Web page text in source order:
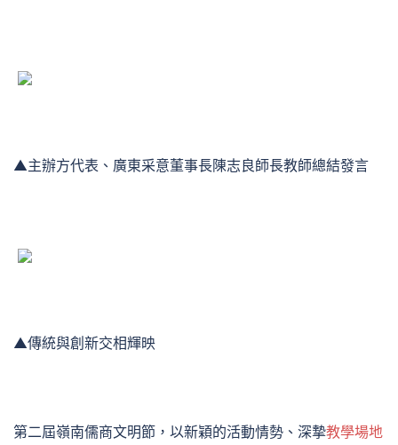
▲主辦方代表、廣東采意董事長陳志良師長教師總結發言
▲傳統與創新交相輝映
第二屆嶺南儒商文明節，以新穎的活動情勢、深摯教學場地